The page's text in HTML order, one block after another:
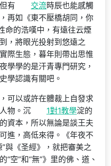
有
交流時辰也能感觸
再如《東不壓橋胡同，你
命的浩嘆中，有遠往云煙
，將眼光投射到悠遠之
際生態，暮年則帶出思惟
學學的是汗青專門研究，
學認識有關吧。
可以或許在體裁上自發求
物。沉
1對1教學淀的
資本，所以無論是談王夫
進，高低來得。《年夜不
與《圣經》，就把審美之
空”和“無”》里的佛、道、